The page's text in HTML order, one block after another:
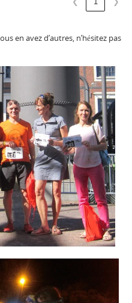
❮ 1 ❯
en avez d’autres, n’hésitez pas